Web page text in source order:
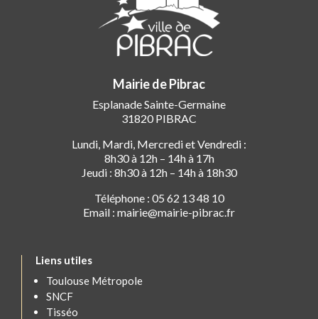
Mairie de Pibrac
Esplanade Sainte-Germaine
31820 PIBRAC
Lundi, Mardi, Mercredi et Vendredi :
8h30 à 12h – 14h à 17h
Jeudi : 8h30 à 12h – 14h à 18h30
Téléphone : 05 62 13 48 10
Email : mairie@mairie-pibrac.fr
Liens utiles
Toulouse Métropole
SNCF
Tisséo